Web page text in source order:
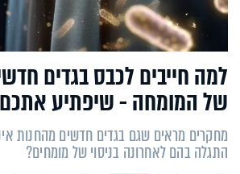
למה חייבים לכבס בגדים
של המומחה - שיפתיע אתכם
מחקרים מראים שגם בגדים חדשים מהחנות
התגלה בהם לאחרונה בניסוי של מומחים?